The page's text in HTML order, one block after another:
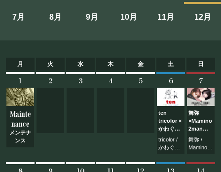
RESERVATION
予約・当日の流れ
FOOD&DRINK
フード&ドリンク
7月 8月 9月 10月 11月 12月
月 火 水 木 金 土 日
1
Mainte
nance
メンテナ
ンス
2 3 4 5 6
ten
tricolor ×
かわぐち
シンゴ
tricolor /
かわぐち
7
舞弥
×Mamino
2man
Live
舞弥 /
Mamino
/ 安齋孝